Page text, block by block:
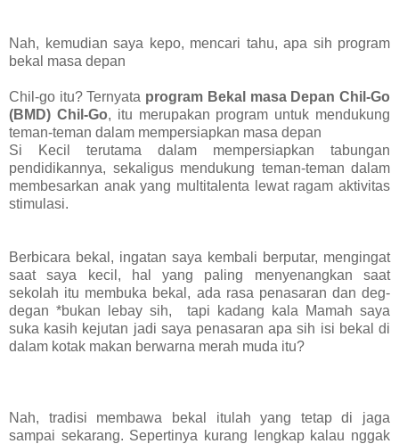
Nah, kemudian saya kepo, mencari tahu, apa sih program
bekal masa depan
Chil-go itu? Ternyata program Bekal masa Depan Chil-Go
(BMD) Chil-Go, itu merupakan program untuk mendukung
teman-teman dalam mempersiapkan masa depan
Si Kecil terutama dalam mempersiapkan tabungan
pendidikannya, sekaligus mendukung teman-teman dalam
membesarkan anak yang multitalenta lewat ragam aktivitas
stimulasi.
Berbicara bekal, ingatan saya kembali berputar, mengingat
saat saya kecil, hal yang paling menyenangkan saat
sekolah itu membuka bekal, ada rasa penasaran dan deg-
degan *bukan lebay sih, tapi kadang kala Mamah saya
suka kasih kejutan jadi saya penasaran apa sih isi bekal di
dalam kotak makan berwarna merah muda itu?
Nah, tradisi membawa bekal itulah yang tetap di jaga
sampai sekarang. Sepertinya kurang lengkap kalau nggak